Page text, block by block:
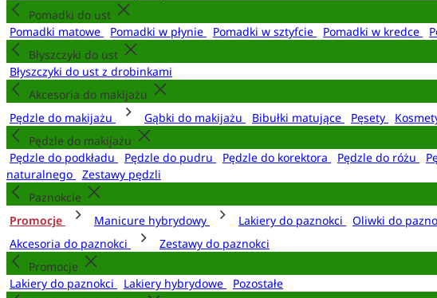
Pomadki do ust
Pomadki matowe
Pomadki w płynie Pomadki w sztyfcie Pomadki w kredce
Błyszczyki do ust
Błyszczyki do ust z drobinkami
Akcesoria do makijażu
Pędzle do makijażu
Gąbki do makijażu Bibułki matujące Pęsety
Pędzle do makijażu
Pędzle do podkładu
Pędzle do pudru Pędzle do korektora Pędzle do różu
naturalnego
Zestawy pędzli
Paznokcie
Promocje
Manicure hybrydowy Lakiery do paznokci Oliwki do
Akcesoria do paznokci
Zestawy do paznokci
Promocje
Lakiery do paznokci
Lakiery hybrydowe
Pozostałe